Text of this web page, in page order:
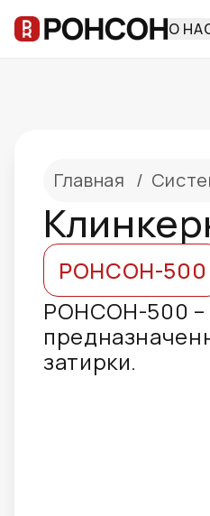
О
Главная /
РОНСОН-500
РОНСОН-500 –
затирки.